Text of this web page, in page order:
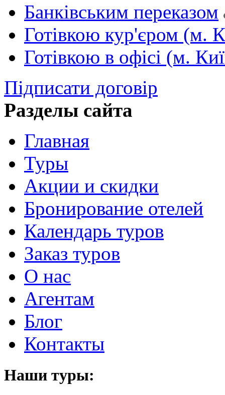
Банківським переказом
Готівкою кур'єром (м.
Готівкою в офісі (м.
Підписати договір
Разделы сайта
Главная
Туры
Акции и скидки
Бронирование отелей
Календарь туров
Заказ туров
О нас
Агентам
Блог
Контакты
Наши туры: